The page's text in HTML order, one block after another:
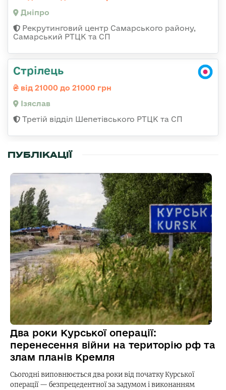
Дніпро
Рекрутинговий центр Самарського району,
Самарський РТЦК та СП
Стрілець
від 21000 до 21000 грн
Ізяслав
Третій відділ Шепетівського РТЦК та СП
ПУБЛІКАЦІЇ
Два роки Курської операції:
перенесення війни на територію рф та
злам планів Кремля
Сьогодні виповнюється два роки від початку Курської
операції — безпрецедентної за задумом і виконанням